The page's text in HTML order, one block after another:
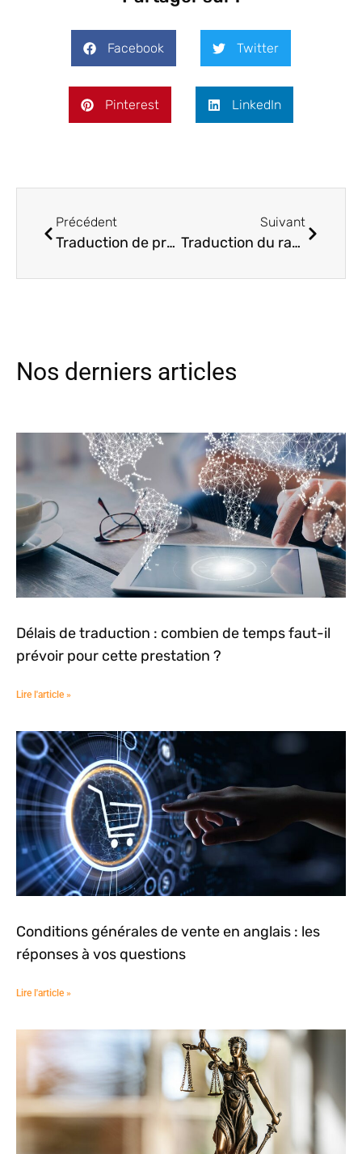
Facebook Twitter
Pinterest LinkedIn
Précédent
Traduction de procédures opérationnelles normalisées (PON) : ce qu’il faut savoir
Suivant
Traduction du rapport annuel : pour une communication financière réussie à l’international
Nos derniers articles
Délais de traduction : combien de temps faut-il
prévoir pour cette prestation ?
Lire l'article »
Conditions générales de vente en anglais : les
réponses à vos questions
Lire l'article »